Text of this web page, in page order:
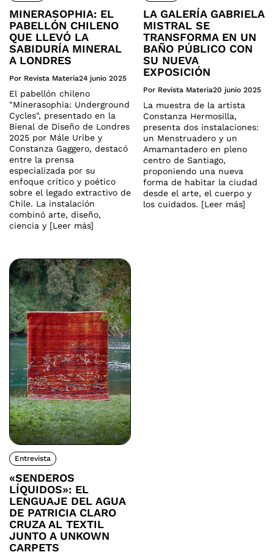
MINERASOPHIA: EL
PABELLÓN CHILENO
QUE LLEVÓ LA
SABIDURÍA MINERAL
A LONDRES
Por Revista Materia24 junio 2025
El pabellón chileno
"Minerasophia: Underground
Cycles", presentado en la
Bienal de Diseño de Londres
2025 por Mále Uribe y
Constanza Gaggero, destacó
entre la prensa
especializada por su
enfoque crítico y poético
sobre el legado extractivo de
Chile. La instalación
combinó arte, diseño,
ciencia y [Leer más]
LA GALERÍA GABRIELA
MISTRAL SE
TRANSFORMA EN UN
BAÑO PÚBLICO CON
SU NUEVA
EXPOSICIÓN
Por Revista Materia20 junio 2025
La muestra de la artista
Constanza Hermosilla,
presenta dos instalaciones:
un Menstruadero y un
Amamantadero en pleno
centro de Santiago,
proponiendo una nueva
forma de habitar la ciudad
desde el arte, el cuerpo y
los cuidados. [Leer más]
Entrevista
«SENDEROS
LÍQUIDOS»: EL
LENGUAJE DEL AGUA
DE PATRICIA CLARO
CRUZA AL TEXTIL
JUNTO A UNKOWN
CARPETS